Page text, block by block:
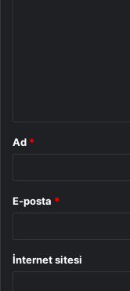
Ad *
E-posta *
İnternet sitesi